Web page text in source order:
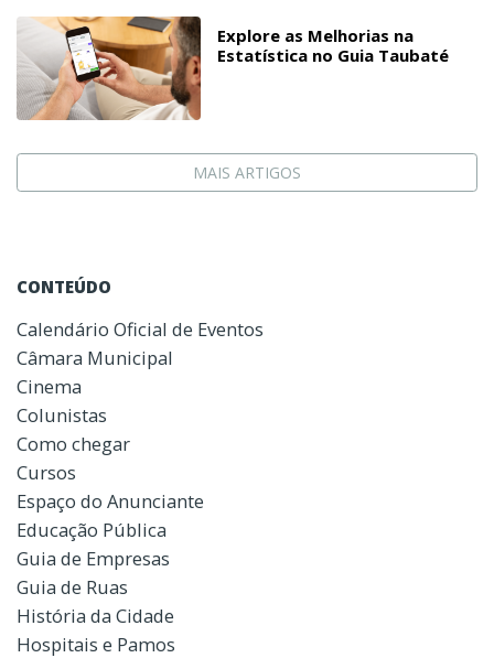
Explore as Melhorias na
Estatística no Guia Taubaté
MAIS ARTIGOS
CONTEÚDO
Calendário Oficial de Eventos
Câmara Municipal
Cinema
Colunistas
Como chegar
Cursos
Espaço do Anunciante
Educação Pública
Guia de Empresas
Guia de Ruas
História da Cidade
Hospitais e Pamos